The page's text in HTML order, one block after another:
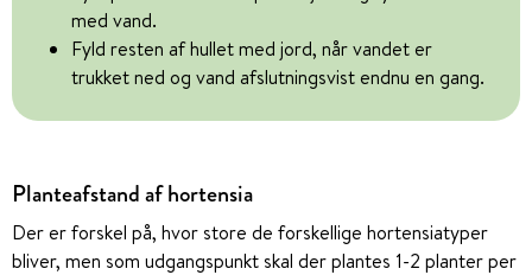
med vand.
Fyld resten af hullet med jord, når vandet er
trukket ned og vand afslutningsvist endnu en gang.
Planteafstand af hortensia
Der er forskel på, hvor store de forskellige hortensiatyper
bliver, men som udgangspunkt skal der plantes 1-2 planter per